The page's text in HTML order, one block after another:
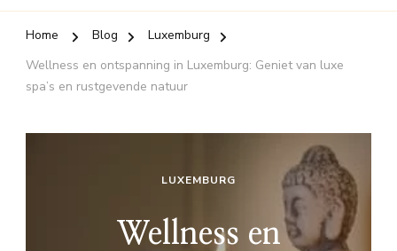
Home Blog
Luxemburg
Wellness en ontspanning in Luxemburg: Geniet van luxe
spa’s en rustgevende natuur
LUXEMBURG
Wellness en